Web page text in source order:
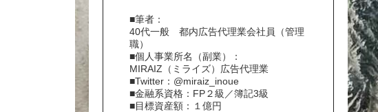
■筆者：
40代一般 都内広告代理業会社員（管理
職）
■個人事業所名（副業）：
MIRAIZ（ミライズ）広告代理業
■Twitter：@miraiz_inoue
■金融系資格：FP２級／簿記3級
■目標資産額：１億円